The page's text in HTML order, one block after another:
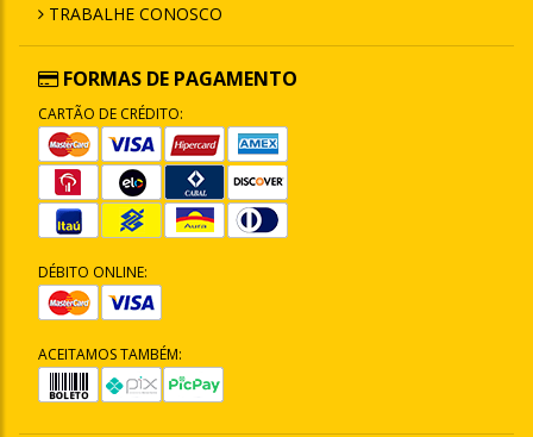
TRABALHE CONOSCO
FORMAS DE PAGAMENTO
CARTÃO DE CRÉDITO:
DÉBITO ONLINE:
ACEITAMOS TAMBÉM: